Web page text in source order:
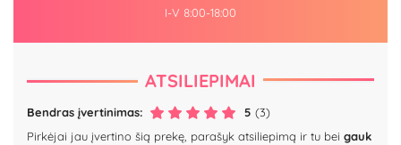
I-V 8:00-18:00
ATSILIEPIMAI
Bendras įvertinimas: 5 (3)
Pirkėjai jau įvertino šią prekę, parašyk atsiliepimą ir tu bei gauk